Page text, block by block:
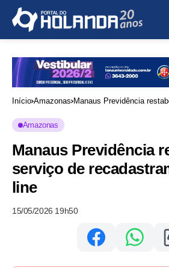
Início Amazonas Manaus Previdência
Amazonas
Manaus Previdência
serviço de
line
15/05/2026 19h50